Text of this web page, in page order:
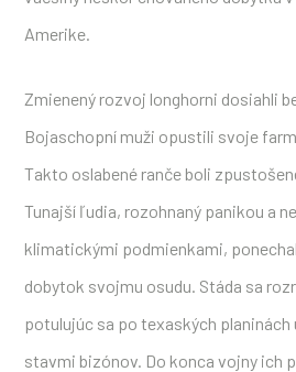
Amerike.
Zmienený rozvoj longhorni dosiahli
Bojaschopní muži opustili svoje
Takto oslabené ranče boli
Tunajší ľudia, rozohnaný panikou a
klimatickými podmienkami,
dobytok svojmu osudu. Stáda sa
potulujúc sa po texaských
stavmi bizónov. Do konca vojny ich